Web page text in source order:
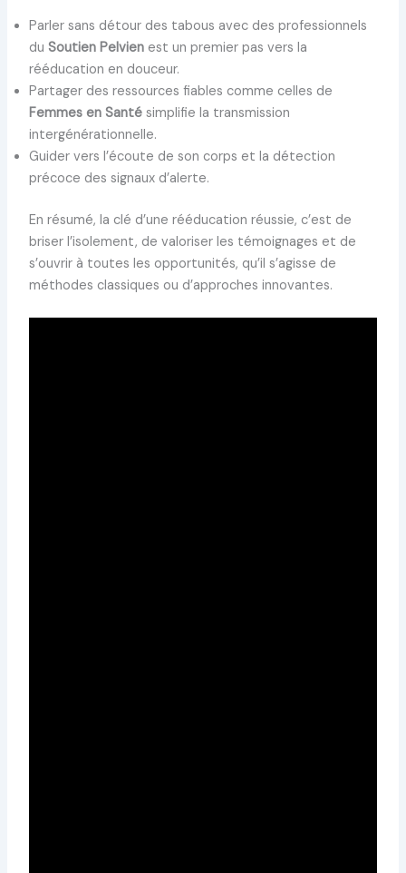
Parler sans détour des tabous avec des professionnels
du Soutien Pelvienest un premier pas vers la
rééducation en douceur.
Partager des ressources fiables comme celles de
Femmes en Santésimplifie la transmission
intergénérationnelle.
Guider vers l’écoute de son corps et la détection
précoce des signaux d’alerte.
En résumé, la clé d’une rééducation réussie, c’est de
briser l’isolement, de valoriser les témoignages et de
s’ouvrir à toutes les opportunités, qu’il s’agisse de
méthodes classiques ou d’approches innovantes.